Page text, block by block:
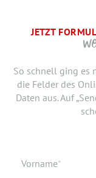
JETZT
So schnell ging es
die Felder des
Daten aus. Auf
Pflichtfeld
Vorname*
bist, den
Bewerbung doch
Dokument
Verfügbar ab
DANKE, WIR